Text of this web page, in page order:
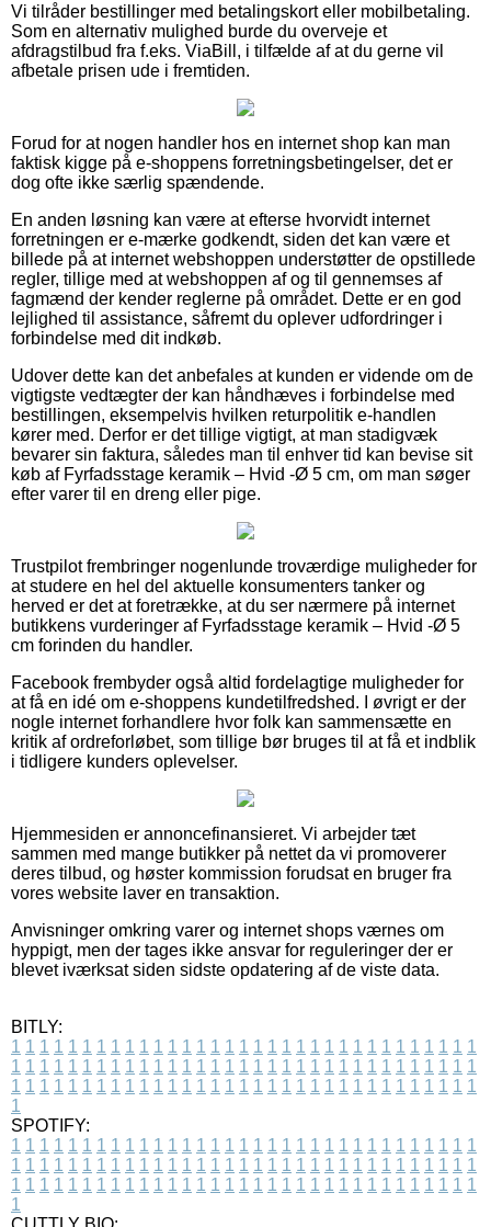
Vi tilråder bestillinger med betalingskort eller mobilbetaling.
Som en alternativ mulighed burde du overveje et
afdragstilbud fra f.eks. ViaBill, i tilfælde af at du gerne vil
afbetale prisen ude i fremtiden.
Forud for at nogen handler hos en internet shop kan man
faktisk kigge på e-shoppens forretningsbetingelser, det er
dog ofte ikke særlig spændende.
En anden løsning kan være at efterse hvorvidt internet
forretningen er e-mærke godkendt, siden det kan være et
billede på at internet webshoppen understøtter de opstillede
regler, tillige med at webshoppen af og til gennemses af
fagmænd der kender reglerne på området. Dette er en god
lejlighed til assistance, såfremt du oplever udfordringer i
forbindelse med dit indkøb.
Udover dette kan det anbefales at kunden er vidende om de
vigtigste vedtægter der kan håndhæves i forbindelse med
bestillingen, eksempelvis hvilken returpolitik e-handlen
kører med. Derfor er det tillige vigtigt, at man stadigvæk
bevarer sin faktura, således man til enhver tid kan bevise sit
køb af Fyrfadsstage keramik – Hvid -Ø 5 cm, om man søger
efter varer til en dreng eller pige.
Trustpilot frembringer nogenlunde troværdige muligheder for
at studere en hel del aktuelle konsumenters tanker og
herved er det at foretrække, at du ser nærmere på internet
butikkens vurderinger af Fyrfadsstage keramik – Hvid -Ø 5
cm forinden du handler.
Facebook frembyder også altid fordelagtige muligheder for
at få en idé om e-shoppens kundetilfredshed. I øvrigt er der
nogle internet forhandlere hvor folk kan sammensætte en
kritik af ordreforløbet, som tillige bør bruges til at få et indblik
i tidligere kunders oplevelser.
Hjemmesiden er annoncefinansieret. Vi arbejder tæt
sammen med mange butikker på nettet da vi promoverer
deres tilbud, og høster kommission forudsat en bruger fra
vores website laver en transaktion.
Anvisninger omkring varer og internet shops værnes om
hyppigt, men der tages ikke ansvar for reguleringer der er
blevet iværksat siden sidste opdatering af de viste data.
BITLY:
1 1 1 1 1 1 1 1 1 1 1 1 1 1 1 1 1 1 1 1 1 1 1 1 1 1 1 1 1 1 1 1 1
1 1 1 1 1 1 1 1 1 1 1 1 1 1 1 1 1 1 1 1 1 1 1 1 1 1 1 1 1 1 1 1 1
1 1 1 1 1 1 1 1 1 1 1 1 1 1 1 1 1 1 1 1 1 1 1 1 1 1 1 1 1 1 1 1 1
1
SPOTIFY:
1 1 1 1 1 1 1 1 1 1 1 1 1 1 1 1 1 1 1 1 1 1 1 1 1 1 1 1 1 1 1 1 1
1 1 1 1 1 1 1 1 1 1 1 1 1 1 1 1 1 1 1 1 1 1 1 1 1 1 1 1 1 1 1 1 1
1 1 1 1 1 1 1 1 1 1 1 1 1 1 1 1 1 1 1 1 1 1 1 1 1 1 1 1 1 1 1 1 1
1